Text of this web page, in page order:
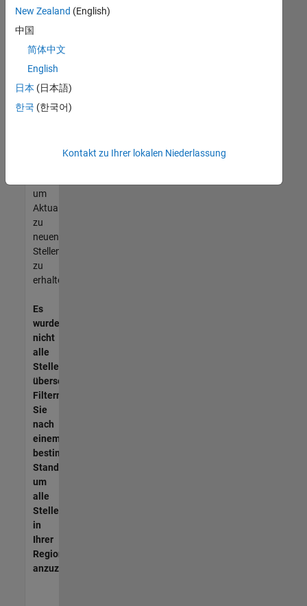
Stellen
können,
die
Ihren
entsprechen,
werden
unseres
um
Aktualisierungen
zu
neuen
Stellenangeboten
zu
erhalten.
Es
wurden
nicht
alle
Stellen
übersetzt.
Filtern
Sie
nach
einem
bestimmten
Standort,
um
alle
Stellenangebote
in
Ihrer
Region
anzuzeigen.
New Zealand (English)
中国
简体中文
English
日本 (日本語)
한국 (한국어)
Kontakt zu Ihrer lokalen Niederlassung